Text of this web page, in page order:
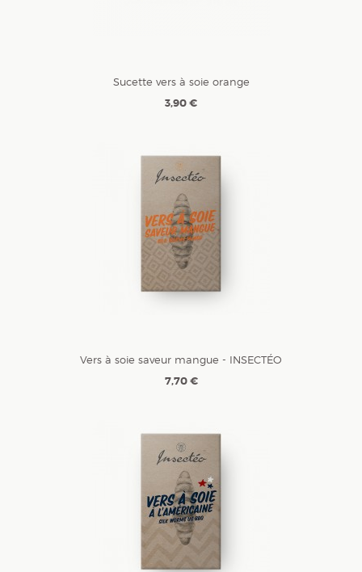
Sucette vers à soie orange
3,90 €
Vers à soie saveur mangue - INSECTÉO
7,70 €